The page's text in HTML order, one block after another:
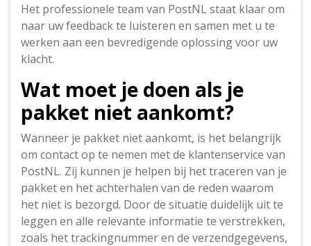
Het professionele team van PostNL staat klaar om
naar uw feedback te luisteren en samen met u te
werken aan een bevredigende oplossing voor uw
klacht.
Wat moet je doen als je
pakket niet aankomt?
Wanneer je pakket niet aankomt, is het belangrijk
om contact op te nemen met de klantenservice van
PostNL. Zij kunnen je helpen bij het traceren van je
pakket en het achterhalen van de reden waarom
het niet is bezorgd. Door de situatie duidelijk uit te
leggen en alle relevante informatie te verstrekken,
zoals het trackingnummer en de verzendgegevens,